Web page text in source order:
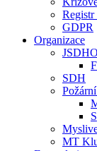
Registr
GDPR
Organizace
SDH
MT